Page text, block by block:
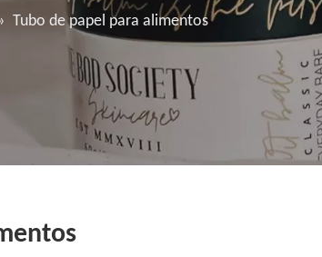
Tubo de papel para alimentos